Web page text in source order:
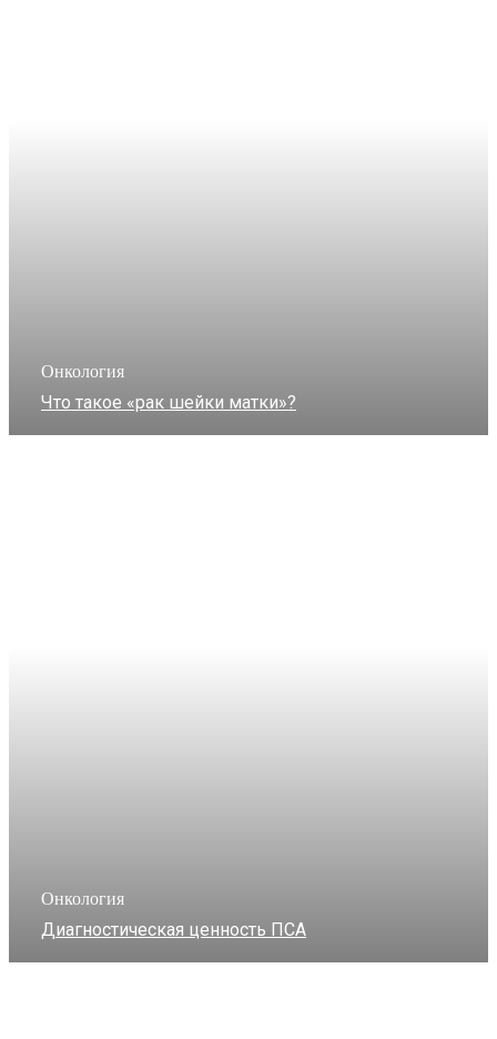
Онкология
Что такое «рак шейки матки»?
Онкология
Диагностическая ценность ПСА